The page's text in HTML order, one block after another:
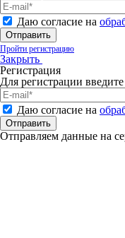
Даю согласие на
Отправить
Пройти регистрацию
Закрыть
Регистрация
Для регистрации
Даю согласие на
Отправить
Отправляем данные на